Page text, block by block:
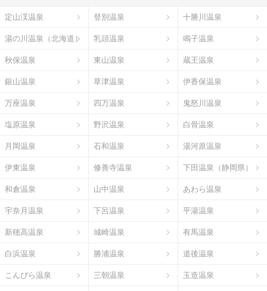
定山渓温泉 登別温泉 十勝川温泉
湯の川温泉（北海道） 乳頭温泉 鳴子温泉
秋保温泉 東山温泉 蔵王温泉
銀山温泉 草津温泉 伊香保温泉
万座温泉 四万温泉 鬼怒川温泉
塩原温泉 野沢温泉 白骨温泉
月岡温泉 石和温泉 湯河原温泉
伊東温泉 修善寺温泉 下田温泉（静岡県）
和倉温泉 山中温泉 あわら温泉
宇奈月温泉 下呂温泉 平湯温泉
新穂高温泉 城崎温泉 有馬温泉
白浜温泉 勝浦温泉 道後温泉
こんぴら温泉 三朝温泉 玉造温泉